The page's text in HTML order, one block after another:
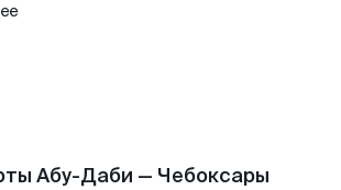
Абу-Даби — Чебоксары